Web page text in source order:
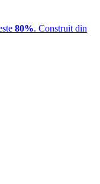
80%. Construit din